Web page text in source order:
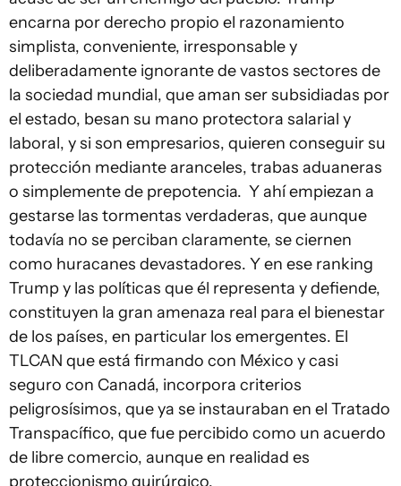
encarna por derecho propio el razonamiento
simplista, conveniente, irresponsable y
deliberadamente ignorante de vastos sectores de
la sociedad mundial, que aman ser subsidiadas por
el estado, besan su mano protectora salarial y
laboral, y si son empresarios, quieren conseguir su
protección mediante aranceles, trabas aduaneras
o simplemente de prepotencia. Y ahí empiezan a
gestarse las tormentas verdaderas, que aunque
todavía no se perciban claramente, se ciernen
como huracanes devastadores. Y en ese ranking
Trump y las políticas que él representa y defiende,
constituyen la gran amenaza real para el bienestar
de los países, en particular los emergentes. El
TLCAN que está firmando con México y casi
seguro con Canadá, incorpora criterios
peligrosísimos, que ya se instauraban en el Tratado
Transpacífico, que fue percibido como un acuerdo
de libre comercio, aunque en realidad es
proteccionismo quirúrgico.